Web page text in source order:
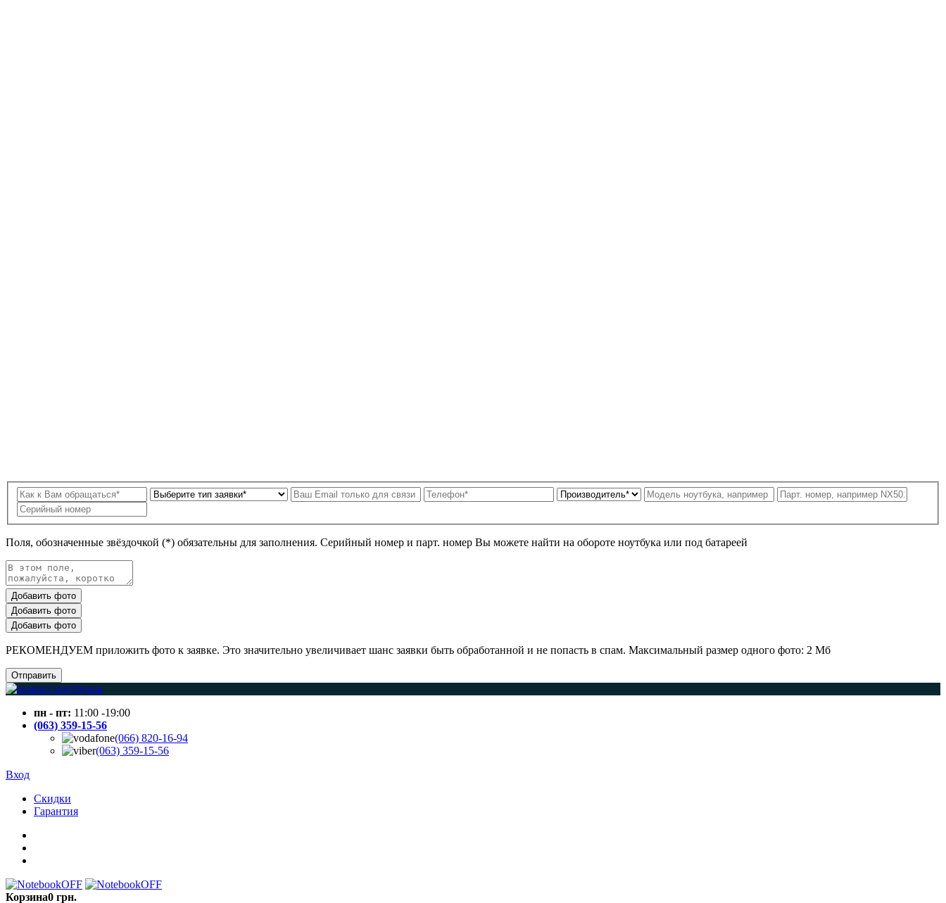
Поля, обозначенные звёздочкой (*) обязательны для заполнения. Серийный номер и парт. номер Вы можете найти на обороте ноутбука или под батареей
Добавить фото
Добавить фото
Добавить фото
РЕКОМЕНДУЕМ приложить фото к заявке. Это значительно увеличивает шанс заявки быть обработанной и не попасть в спам. Максимальный размер одного фото: 2 Мб
Отправить
пн - пт: 11:00 -19:00
(063) 359-15-56
(066) 820-16-94
(063) 359-15-56
Вход
Скидки
Гарантия
Корзина0 грн.